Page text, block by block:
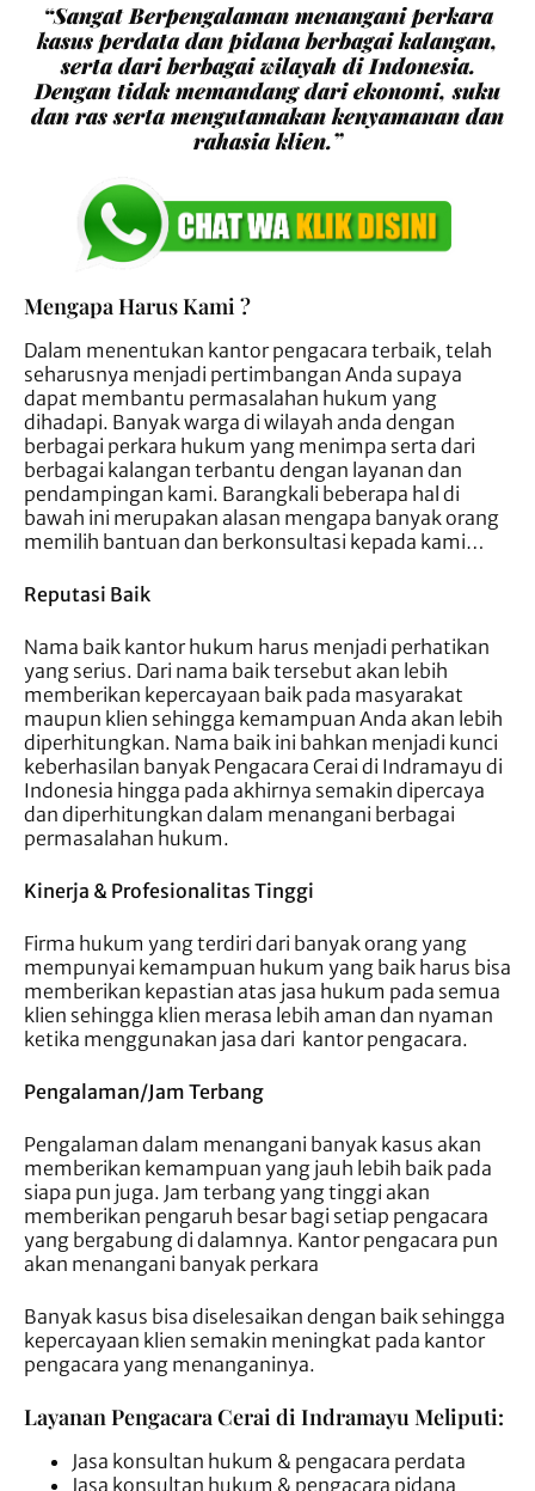
“Sangat Berpengalaman menangani perkara
kasus perdata dan pidana berbagai kalangan,
serta dari berbagai wilayah di Indonesia.
Dengan tidak memandang dari ekonomi, suku
dan ras serta mengutamakan kenyamanan dan
rahasia klien.”
Mengapa Harus Kami ?
Dalam menentukan kantor pengacara terbaik, telah
seharusnya menjadi pertimbangan Anda supaya
dapat membantu permasalahan hukum yang
dihadapi. Banyak warga di wilayah anda dengan
berbagai perkara hukum yang menimpa serta dari
berbagai kalangan terbantu dengan layanan dan
pendampingan kami. Barangkali beberapa hal di
bawah ini merupakan alasan mengapa banyak orang
memilih bantuan dan berkonsultasi kepada kami…
Reputasi Baik
Nama baik kantor hukum harus menjadi perhatikan
yang serius. Dari nama baik tersebut akan lebih
memberikan kepercayaan baik pada masyarakat
maupun klien sehingga kemampuan Anda akan lebih
diperhitungkan. Nama baik ini bahkan menjadi kunci
keberhasilan banyak Pengacara Cerai di Indramayu di
Indonesia hingga pada akhirnya semakin dipercaya
dan diperhitungkan dalam menangani berbagai
permasalahan hukum.
Kinerja & Profesionalitas Tinggi
Firma hukum yang terdiri dari banyak orang yang
mempunyai kemampuan hukum yang baik harus bisa
memberikan kepastian atas jasa hukum pada semua
klien sehingga klien merasa lebih aman dan nyaman
ketika menggunakan jasa dari kantor pengacara.
Pengalaman/Jam Terbang
Pengalaman dalam menangani banyak kasus akan
memberikan kemampuan yang jauh lebih baik pada
siapa pun juga. Jam terbang yang tinggi akan
memberikan pengaruh besar bagi setiap pengacara
yang bergabung di dalamnya. Kantor pengacara pun
akan menangani banyak perkara
Banyak kasus bisa diselesaikan dengan baik sehingga
kepercayaan klien semakin meningkat pada kantor
pengacara yang menanganinya.
Layanan Pengacara Cerai di Indramayu Meliputi:
Jasa konsultan hukum & pengacara perdata
Jasa konsultan hukum & pengacara pidana